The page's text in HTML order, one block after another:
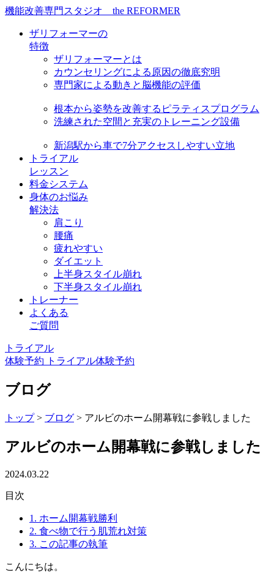
機能改善専門スタジオ the REFORMER
ザリフォーマーの
特徴
ザリフォーマーとは
カウンセリングによる原因の徹底究明
専門家による動きと脳機能の評価
根本から姿勢を改善するピラティスプログラム
洗練された空間と充実のトレーニング設備
新潟駅から車で7分アクセスしやすい立地
トライアル
レッスン
料金システム
身体のお悩み
解決法
肩こり
腰痛
疲れやすい
ダイエット
上半身スタイル崩れ
下半身スタイル崩れ
トレーナー
よくある
ご質問
トライアル
体験予約
トライアル体験予約
ブログ
トップ> ブログ > アルビのホーム開幕戦に参戦しました
アルビのホーム開幕戦に参戦しました
2024.03.22
目次
1. ホーム開幕戦勝利
2. 食べ物で行う肌荒れ対策
3. この記事の執筆
こんにちは。